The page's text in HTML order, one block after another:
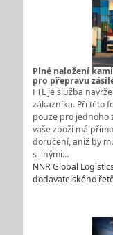
Plné naložení
pro přepravu
FTL je služba
zákazníka. Při této
pouze pro jednoho
vaše zboží má
doručení, aniž by
s jinými…
NNR Global
dodavatelského